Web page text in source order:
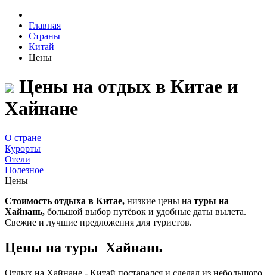
Главная
Страны
Китай
Цены
Цены на отдых в Китае и
Хайнане
О стране
Курорты
Отели
Полезное
Цены
Стоимость отдыха в Китае, низкие цены на туры на
Хайнань, большой выбор путёвок и удобные даты вылета.
Свежие и лучшие предложения для туристов.
Цены на туры Хайнань
Отдых на Хайнане - Китай постарался и сделал из небольшого